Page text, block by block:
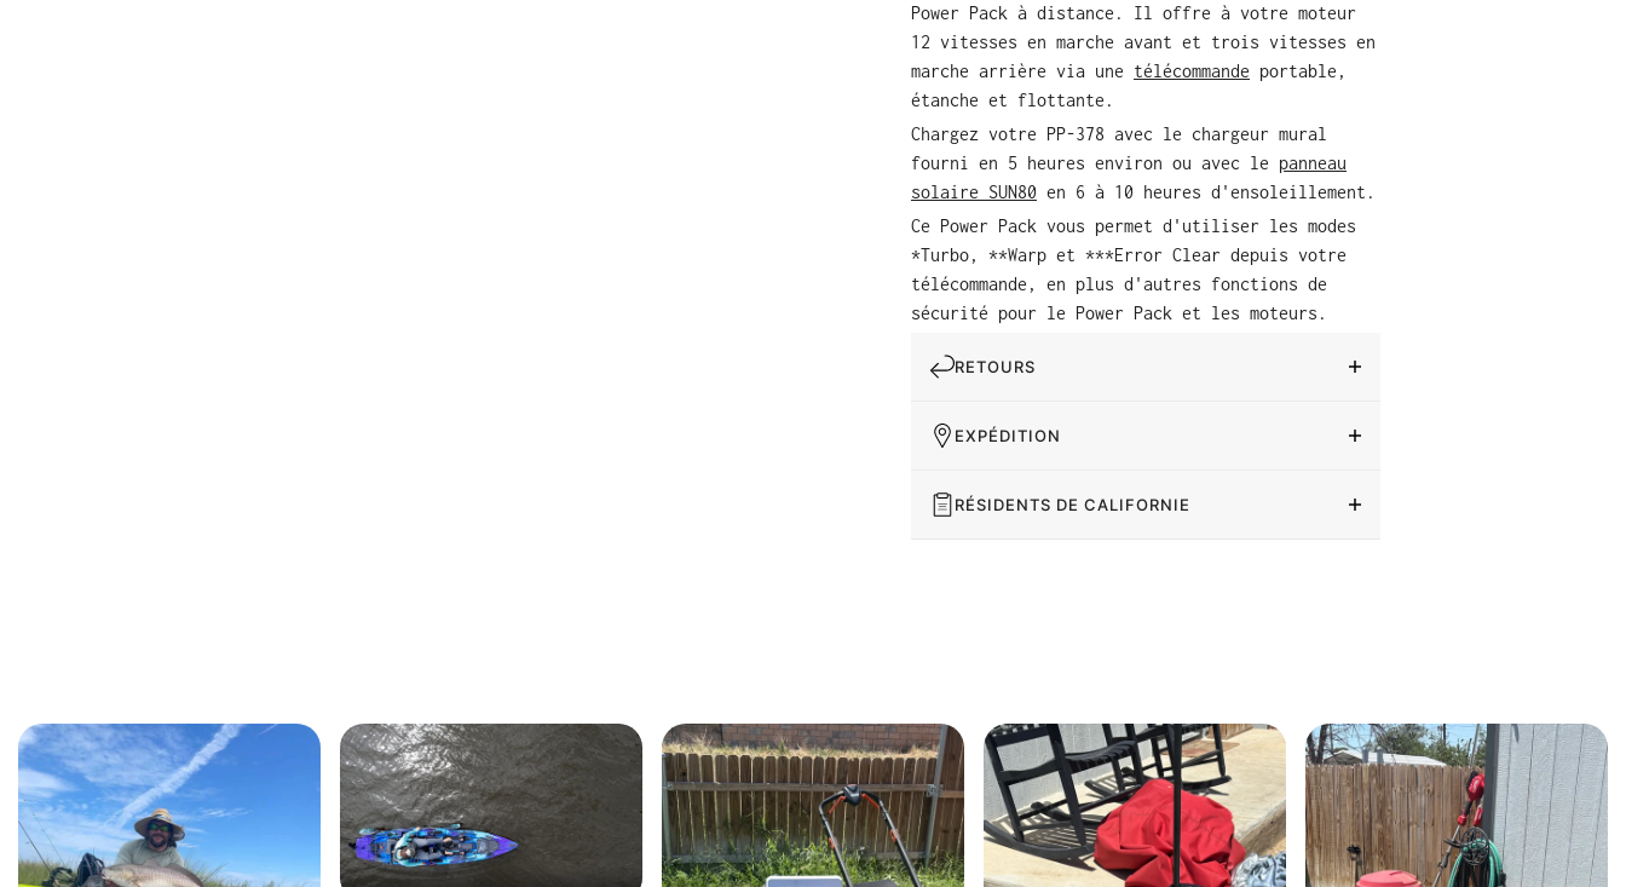
Power Pack à distance. Il offre à votre moteur
12 vitesses en marche avant et trois vitesses en
marche arrière via une télécommande portable,
étanche et flottante.
Chargez votre PP-378 avec le chargeur mural
fourni en 5 heures environ ou avec le panneau
solaire SUN80 en 6 à 10 heures d'ensoleillement.
Ce Power Pack vous permet d'utiliser les modes
*Turbo, **Warp et ***Error Clear depuis votre
télécommande, en plus d'autres fonctions de
sécurité pour le Power Pack et les moteurs.
RETOURS
EXPÉDITION
RÉSIDENTS DE CALIFORNIE